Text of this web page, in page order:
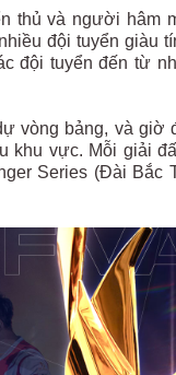
thủ và người hâm
đội tuyển giàu
đội tuyển đến từ
vòng bảng, và
khu vực. Mỗi giải
Series (Đài Bắc